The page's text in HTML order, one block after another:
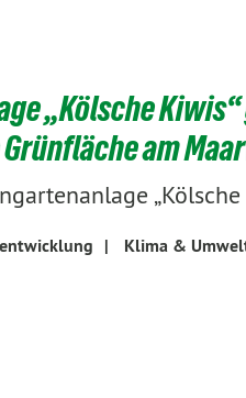
„Kölsche
am
| Klima &